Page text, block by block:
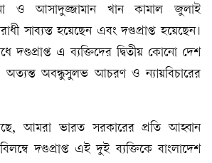
ও আসাদুজ্জামান খান কামাল জুলাই
সাব্যস্ত হয়েছেন এবং দণ্ডপ্রাপ্ত হয়েছেন।
দণ্ডপ্রাপ্ত এ ব্যক্তিদের দ্বিতীয় কোনো দেশ
অবন্ধুসুলভ আচরণ ও ন্যায়বিচারের
বলছে, আমরা ভারত সরকারের প্রতি আহ্বান
দণ্ডপ্রাপ্ত এই দুই ব্যক্তিকে বাংলাদেশ